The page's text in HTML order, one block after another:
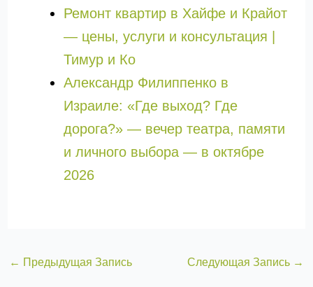
Ремонт квартир в Хайфе и Крайот
— цены, услуги и консультация |
Тимур и Ко
Александр Филиппенко в
Израиле: «Где выход? Где
дорога?» — вечер театра, памяти
и личного выбора — в октябре
2026
← Предыдущая Запись Следующая Запись →